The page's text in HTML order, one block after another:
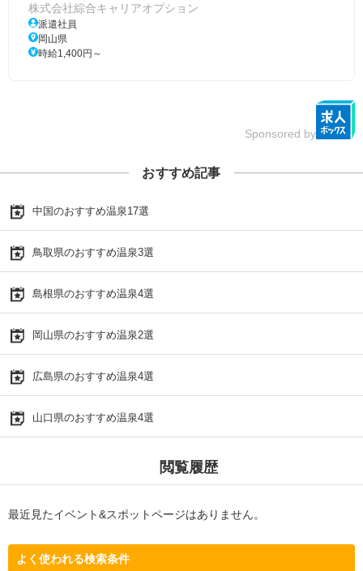
株式会社綜合キャリアオプション
派遣社員
岡山県
時給1,400円～
Sponsored by
おすすめ記事
中国のおすすめ温泉17選
鳥取県のおすすめ温泉3選
島根県のおすすめ温泉4選
岡山県のおすすめ温泉2選
広島県のおすすめ温泉4選
山口県のおすすめ温泉4選
閲覧履歴
最近見たイベント&スポットページはありません。
よく使われる検索条件